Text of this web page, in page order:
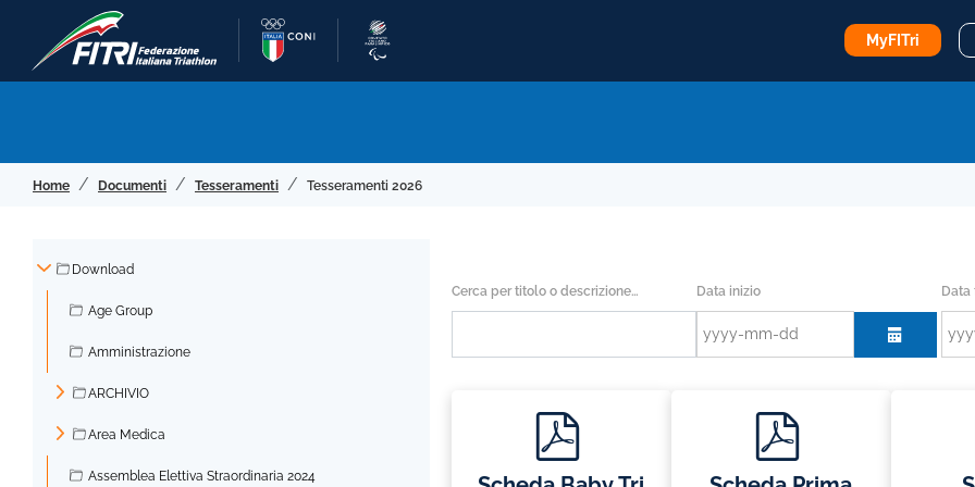
MyFITri
Home Documenti Tesseramenti Tesseramenti 2026
Download
Age Group
Amministrazione
►
ARCHIVIO
Area Medica
Assemblea Elettiva Straordinaria 2024
Cerca per titolo o descrizione… Data inizio
calendar
Data